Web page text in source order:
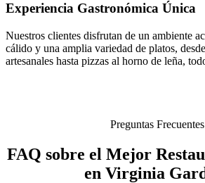
Experiencia Gastronómica Única
Nuestros clientes disfrutan de un ambiente
cálido y una amplia variedad de platos,
artesanales hasta pizzas al horno de leña,
Preguntas Frecuentes
FAQ sobre el Mejor
en Virginia